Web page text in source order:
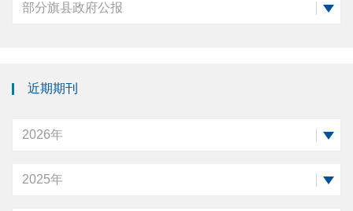
部分旗县政府公报
近期期刊
2026年
2025年